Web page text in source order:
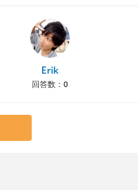
Erik
回答数： 0